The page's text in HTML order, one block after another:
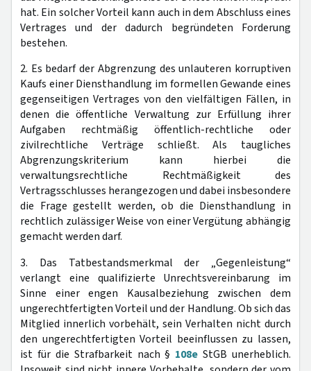
hat. Ein solcher Vorteil kann auch in dem Abschluss eines
Vertrages und der dadurch begründeten Forderung
bestehen.
2. Es bedarf der Abgrenzung des unlauteren korruptiven
Kaufs einer Diensthandlung im formellen Gewande eines
gegenseitigen Vertrages von den vielfältigen Fällen, in
denen die öffentliche Verwaltung zur Erfüllung ihrer
Aufgaben rechtmäßig öffentlich-rechtliche oder
zivilrechtliche Verträge schließt. Als taugliches
Abgrenzungskriterium kann hierbei die
verwaltungsrechtliche Rechtmäßigkeit des
Vertragsschlusses herangezogen und dabei insbesondere
die Frage gestellt werden, ob die Diensthandlung in
rechtlich zulässiger Weise von einer Vergütung abhängig
gemacht werden darf.
3. Das Tatbestandsmerkmal der „Gegenleistung“
verlangt eine qualifizierte Unrechtsvereinbarung im
Sinne einer engen Kausalbeziehung zwischen dem
ungerechtfertigten Vorteil und der Handlung. Ob sich das
Mitglied innerlich vorbehält, sein Verhalten nicht durch
den ungerechtfertigten Vorteil beeinflussen zu lassen,
ist für die Strafbarkeit nach § 108e StGB unerheblich.